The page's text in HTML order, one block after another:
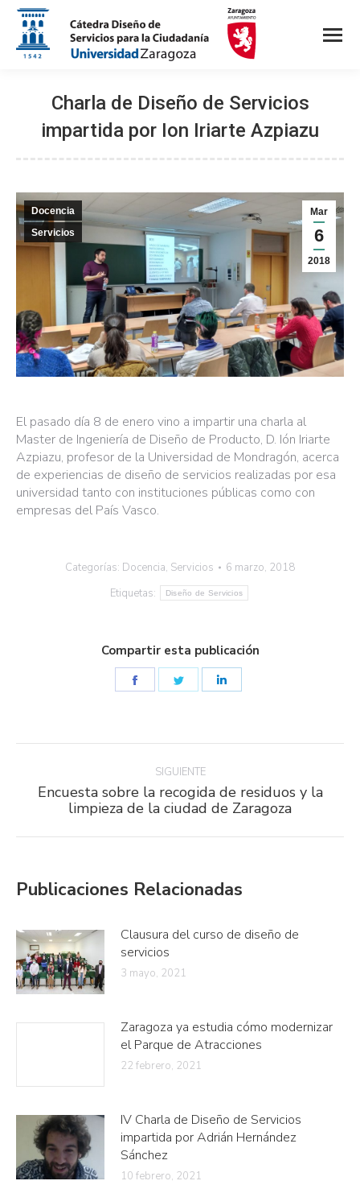
Charla de Diseño de Servicios
impartida por Ion Iriarte Azpiazu
Mar
6
2018
Docencia
Servicios
El pasado día 8 de enero vino a impartir una charla al
Master de Ingeniería de Diseño de Producto, D. Ión Iriarte
Azpiazu, profesor de la Universidad de Mondragón, acerca
de experiencias de diseño de servicios realizadas por esa
universidad tanto con instituciones públicas como con
empresas del País Vasco.
Categorías: Docencia, Servicios
6 marzo, 2018
Etiquetas:
Diseño de Servicios
Compartir esta publicación
publicaciones
SIGUIENTE
Publicación
siguiente:
Encuesta sobre la recogida de residuos y la
limpieza de la ciudad de Zaragoza
Publicaciones Relacionadas
Clausura del curso de diseño de
servicios
3 mayo, 2021
Zaragoza ya estudia cómo modernizar
el Parque de Atracciones
22 febrero, 2021
IV Charla de Diseño de Servicios
impartida por Adrián Hernández
Sánchez
10 febrero, 2021